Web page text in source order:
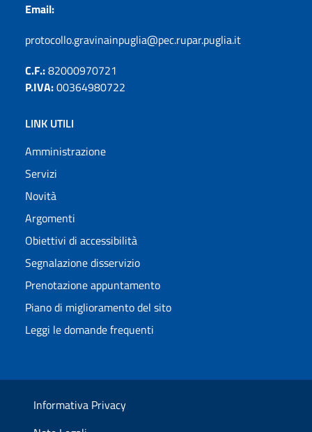
Email:
protocollo.gravinainpuglia@pec.rupar.puglia.it
C.F.:82000970721
P.IVA:00364980722
LINK UTILI
Amministrazione
Servizi
Novità
Argomenti
Obiettivi di accessibilità
Segnalazione disservizio
Prenotazione appuntamento
Piano di miglioramento del sito
Leggi le domande frequenti
Informativa Privacy